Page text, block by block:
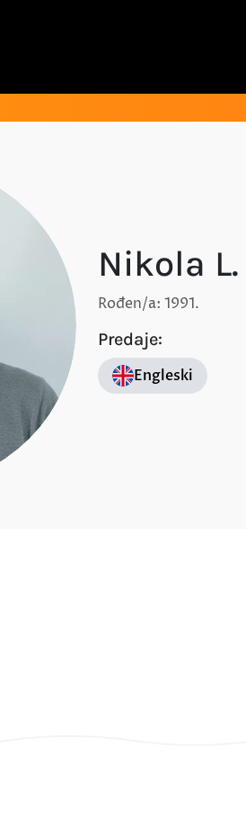
Nikola L.
Rođen/a: 1991.
Predaje:
Engleski